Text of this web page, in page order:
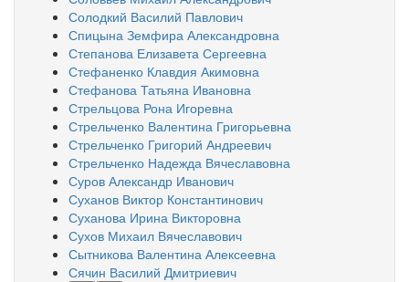
Солодкий Василий Павлович
Спицына Земфира Александровна
Степанова Елизавета Сергеевна
Стефаненко Клавдия Акимовна
Стефанова Татьяна Ивановна
Стрельцова Рона Игоревна
Стрельченко Валентина Григорьевна
Стрельченко Григорий Андреевич
Стрельченко Надежда Вячеславовна
Суров Александр Иванович
Суханов Виктор Константинович
Суханова Ирина Викторовна
Сухов Михаил Вячеславович
Сытникова Валентина Алексеевна
Сячин Василий Дмитриевич